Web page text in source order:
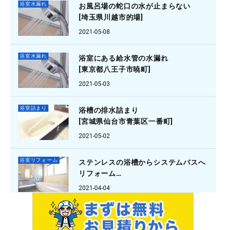
浴室水漏れ
お風呂場の蛇口の水が止まらない
[埼玉県川越市的場]
2021-05-08
浴室水漏れ
浴室にある給水管の水漏れ
[東京都八王子市暁町]
2021-05-03
浴室詰まり
浴槽の排水詰まり
[宮城県仙台市青葉区一番町]
2021-05-02
浴室リフォーム
ステンレスの浴槽からシステムバスへ
リフォーム
[大阪府箕面市外院]
2021-04-04
蛇口の水が止まらない
[ 京都府京都市伏見区納所]